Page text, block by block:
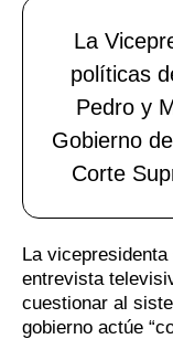
La
políticas
Pedro y
Gobierno
Corte
La
entrevista
cuestionar al
gobierno actúe